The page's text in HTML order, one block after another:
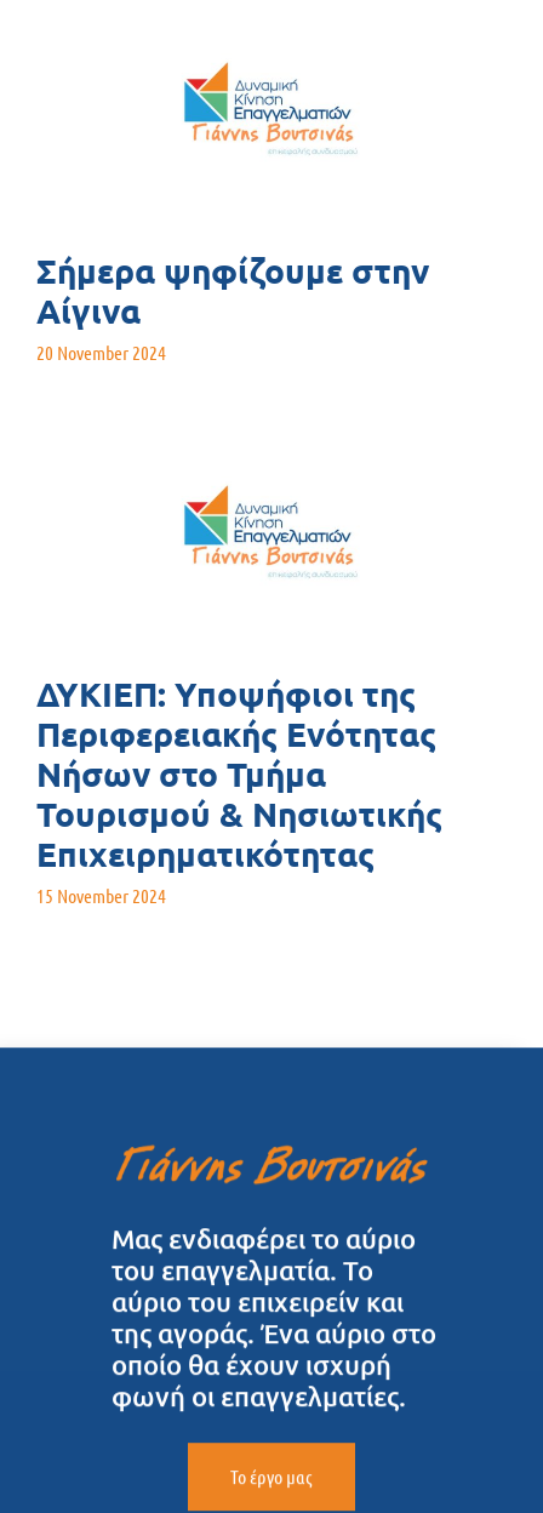
Σήμερα ψηφίζουμε στην
Αίγινα
20 November 2024
ΔΥΚΙΕΠ: Υποψήφιοι της
Περιφερειακής Ενότητας
Νήσων στο Τμήμα
Τουρισμού & Νησιωτικής
Επιχειρηματικότητας
15 November 2024
Μας ενδιαφέρει το αύριο
του επαγγελματία. Το
αύριο του επιχειρείν και
της αγοράς. Ένα αύριο στο
οποίο θα έχουν ισχυρή
φωνή οι επαγγελματίες.
Το έργο μας